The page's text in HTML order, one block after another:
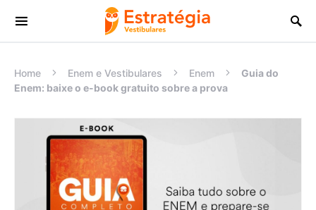
Procurar:
Home Enem e Vestibulares Enem
Guia do
Enem: baixe o e-book gratuito sobre a prova